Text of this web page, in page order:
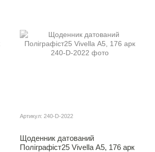
Артикул: 240-D-2022
Щоденник датований
Полiграфiст25 Vivella А5, 176 арк